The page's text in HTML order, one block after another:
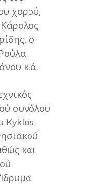
χορού,
ο
κ.ά.
συνόλου
Kyklos
και